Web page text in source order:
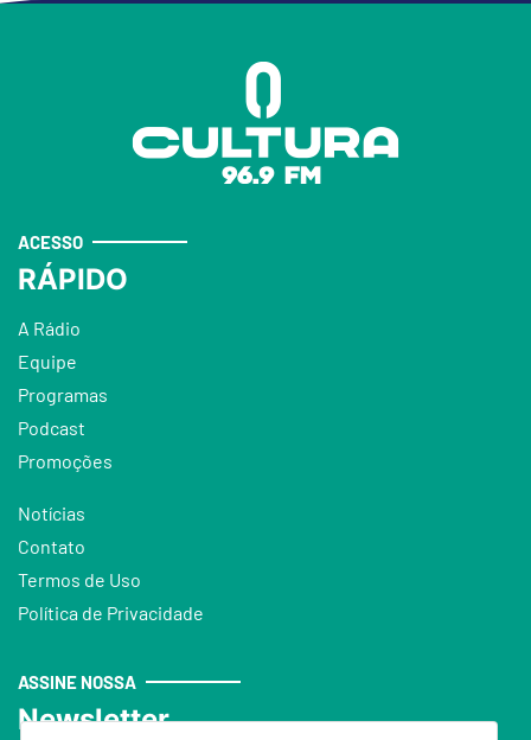
ACESSO
RÁPIDO
A Rádio
Equipe
Programas
Podcast
Promoções
Notícias
Contato
Termos de Uso
Política de Privacidade
ASSINE NOSSA
Newsletter